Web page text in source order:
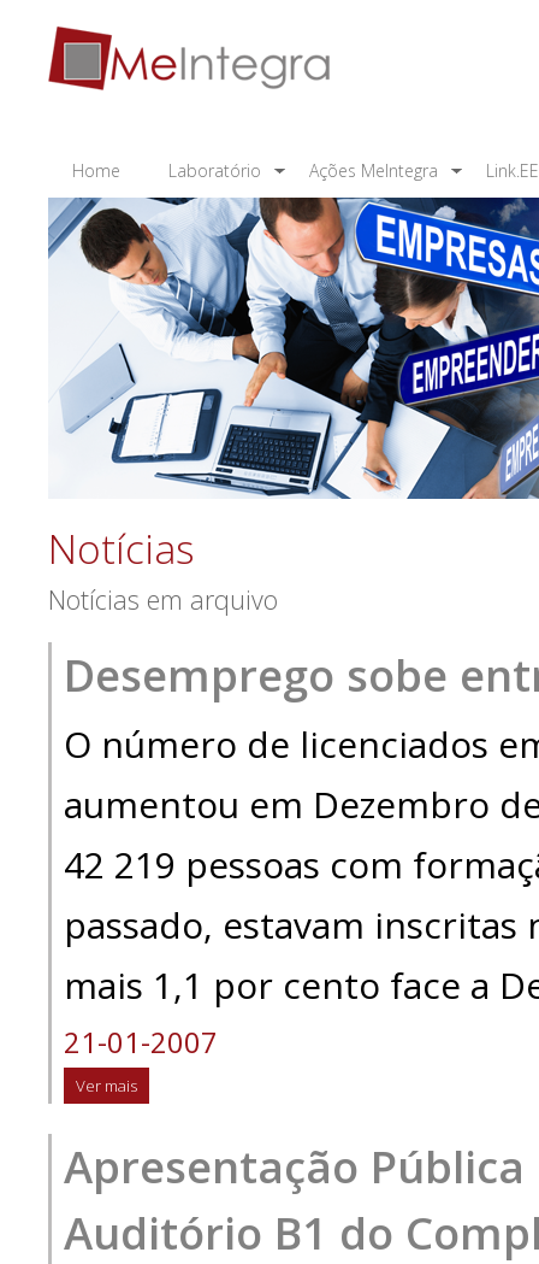
Home Laboratório Ações MeIntegra
Notícias
Notícias em arquivo
Desemprego sobe
O número de licenciados
aumentou em Dezembro
42 219 pessoas com
passado, estavam inscritas
mais 1,1 por cento face a
21-01-2007
Ver mais
Apresentação Pública
Auditório B1 do